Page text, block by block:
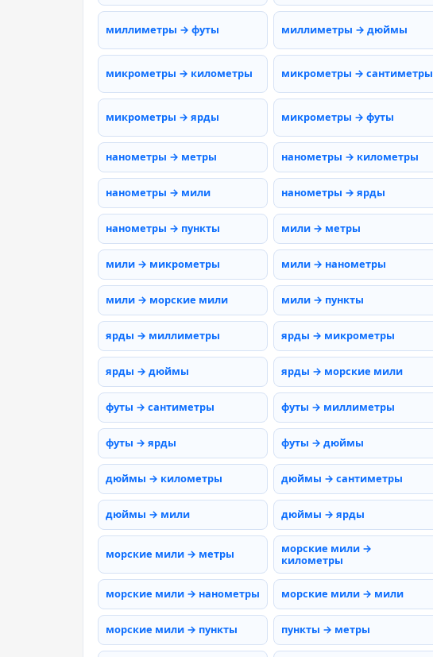
миллиметры → футы миллиметры → дюймы
микрометры → километры микрометры → сантиметры
микрометры → ярды микрометры → футы
нанометры → метры нанометры → километры
нанометры → мили нанометры → ярды
нанометры → пункты мили → метры
мили → микрометры мили → нанометры
мили → морские мили мили → пункты
ярды → миллиметры ярды → микрометры
ярды → дюймы ярды → морские мили
футы → сантиметры футы → миллиметры
футы → ярды футы → дюймы
дюймы → километры дюймы → сантиметры
дюймы → мили дюймы → ярды
морские мили → метры
морские мили →
километры
морские мили → нанометры морские мили → мили
морские мили → пункты пункты → метры